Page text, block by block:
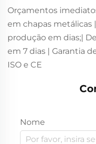
Orçamentos
em chapas metálicas
produção em dias;|
em 7 dias | Garantia
ISO e CE
Nome